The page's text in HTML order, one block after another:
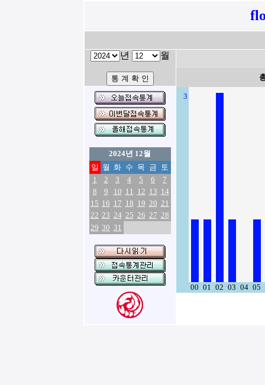
년 월
2024년 12월
일 월 화 수 목 금 토
1
2 3 4 5 6
7
8
9 10 11 12 13 14
15 16 17 18 19 20 21
22 23 24 25 26 27 28
29 30 31
3
00 01 02 03 04 05